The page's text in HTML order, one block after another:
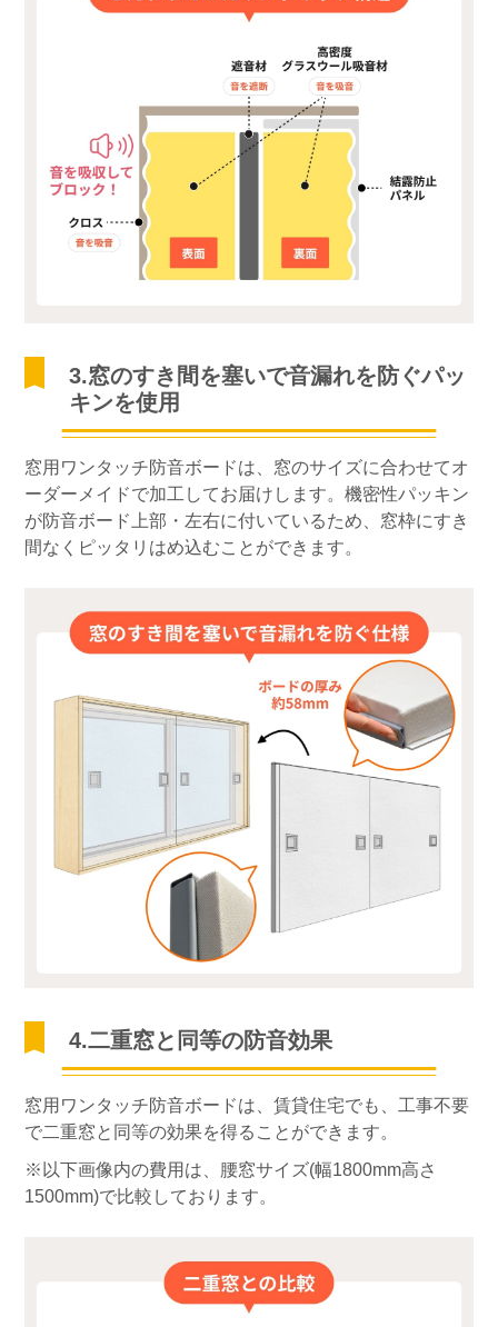
3.窓のすき間を塞いで音漏れを防ぐパッ
キンを使用
窓用ワンタッチ防音ボードは、窓のサイズに合わせてオ
ーダーメイドで加工してお届けします。機密性パッキン
が防音ボード上部・左右に付いているため、窓枠にすき
間なくピッタリはめ込むことができます。
4.二重窓と同等の防音効果
窓用ワンタッチ防音ボードは、賃貸住宅でも、工事不要
で二重窓と同等の効果を得ることができます。
※以下画像内の費用は、腰窓サイズ(幅1800mm高さ
1500mm)で比較しております。